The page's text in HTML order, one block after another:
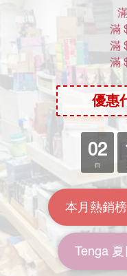
Nomi Tang IntiMate Plus
凱格爾運動訓練器
HK$320.00
HK$350.00 9.1折